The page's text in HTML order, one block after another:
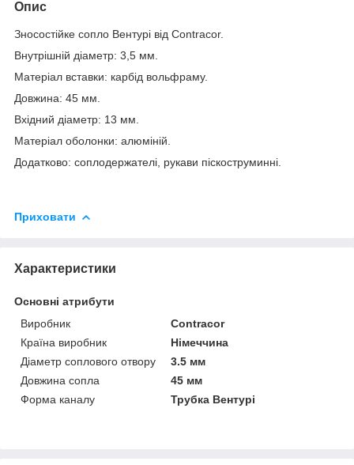
Опис
Зносостійке сопло Вентурі від Contracor.
Внутрішній діаметр: 3,5 мм.
Матеріал вставки: карбід вольфраму.
Довжина: 45 мм.
Вхідний діаметр: 13 мм.
Матеріал оболонки: алюміній.
Додатково: соплодержателі, рукави піскоструминні.
Приховати
Характеристики
Основні атрибути
Виробник
Contracor
Країна виробник
Німеччина
Діаметр соплового отвору
3.5 мм
Довжина сопла
45 мм
Форма каналу
Трубка Вентурі